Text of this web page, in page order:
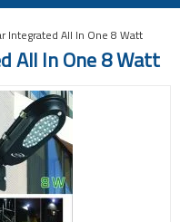
Integrated All In One 8 Watt
All In One 8 Watt